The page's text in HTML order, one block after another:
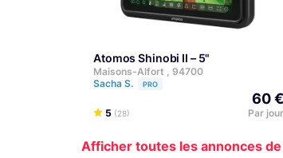
Atomos Shinobi II – 5"
Maisons-Alfort , 94700
Sacha S.
PRO
5 (28)
60 €
Par jour
Afficher toutes les annonces de